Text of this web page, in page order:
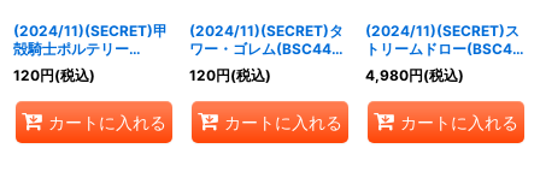
(2024/11)(SECRET)甲
殻騎士ポルテリー
(BSC44収録)【C-
SEC】{BS54-026}
《緑》
120円(税込)
カートに入れる
(2024/11)(SECRET)タ
ワー・ゴレム(BSC44収
録)【C-SEC】{BS59-
RV005}《青》
120円(税込)
カートに入れる
(2024/11)(SECRET)ス
トリームドロー(BSC44
収録)【C-SEC】
{BS60-096}《青》
4,980円(税込)
カートに入れる